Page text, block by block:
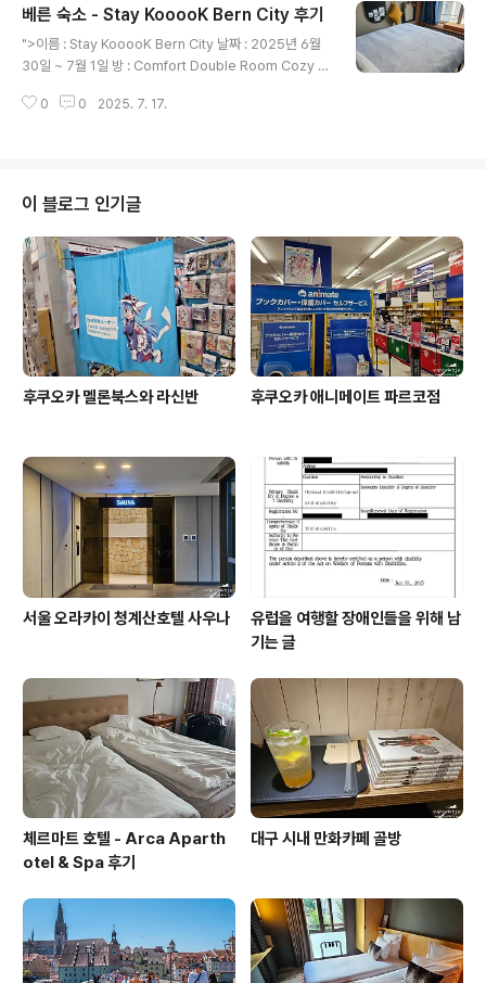
을 제대로 볼 수 없다는 것 정도는 잘 알고 있었는데요, 엄
마가 하도 돈돈 따져서, 어쩔 수 없이 이 호텔로 결정되었습
니다.역시나 이곳도 요리를 해야 되겠다고, 엄마가 하도 노
있어서 기분이 좋습니다.요즘 사람(?)들은 있는 욕조도 없
베른 숙소 - Stay KooooK Bern City 후기
">이름 : Stay KooooK Bern City 날짜 : 2025년 6월
30일 ~ 7월 1일 방 : Comfort Double Room Cozy 플
인 곳이였는데요, 나쁜쪽으로 인상이 깊었습니다.베른의
큰 어려움은 없었지만, 디지털에 친숙하지 않는 분이라면
큰 어려움이 있을꺼에요.비단 체크인 뿐만이 아니라, 방문
을 여는 키 조차 온라인을 통해 진행됩니다.모바일 웹브라
우저를 이용해서 방문을 열 수 있는데요...나이드신 분들이
라면.. 글쎄요.저희 부모님만 오셨다면, 한..
0 0 2025. 7. 17.
이 블로그 인기글
후쿠오카 멜론북스와 라신반 후쿠오카 애니메이트 파르코점
서울 오라카이 청계산호텔 사우나
유럽을 여행할 장애인들을 위해 남
기는 글
체르마트 호텔 - Arca Aparth
otel & Spa 후기
대구 시내 만화카페 골방